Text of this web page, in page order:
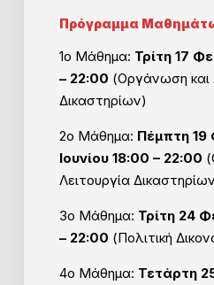
Πρόγραμμα
1ο Μάθημα: Τρίτη 17
– 22:00 (Οργάνωση και
Δικαστηρίων)
2ο Μάθημα: Πέμπτη 19
Ιουνίου 18:00 – 22:00
Λειτουργία
3ο Μάθημα: Τρίτη 24
– 22:00 (Πολιτική
4ο Μάθημα: Τετάρτη